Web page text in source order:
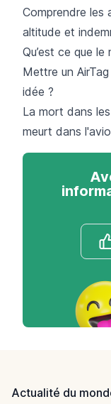
Comprendre les
altitude et
Qu’est ce que
Mettre un
idée ?
La mort dans
meurt dans
Actualité du